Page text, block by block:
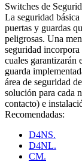
Switches de
La seguridad
puertas y guardas
peligrosas. Una
seguridad
cuales garantizarán
guarda
área de seguridad
solución para cada
contacto) e
Recomendadas:
D4NS.
D4NL.
CM.